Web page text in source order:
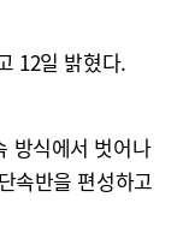
12일 밝혔다.
방식에서 벗어나
속반을 편성하고